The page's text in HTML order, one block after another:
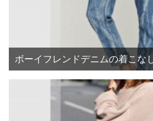
ボーイフレンドデニムの着こな